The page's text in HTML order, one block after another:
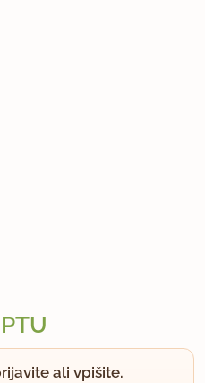
ali vpišite.